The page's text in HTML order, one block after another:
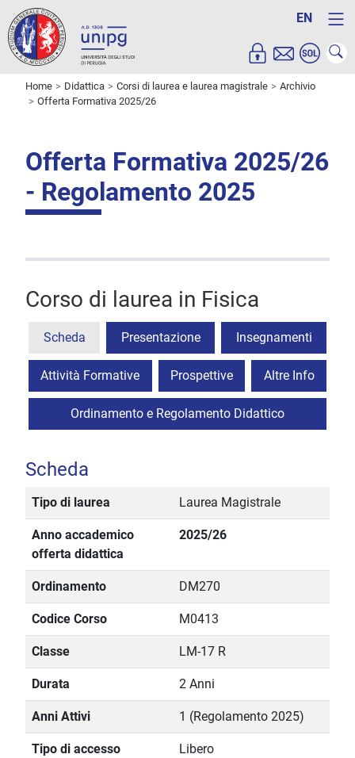
EN
Home Didattica Corsi di laurea e laurea magistrale
Archivio
Offerta Formativa 2025/26
Offerta Formativa 2025/26
- Regolamento 2025
Corso di laurea in Fisica
Scheda Presentazione Insegnamenti
Attività Formative Prospettive Altre Info
Ordinamento e Regolamento Didattico
Scheda
Tipo di laurea Laurea Magistrale
Anno accademico
offerta didattica
2025/26
Ordinamento DM270
Codice Corso M0413
Classe LM-17 R
Durata 2 Anni
Anni Attivi 1 (Regolamento 2025)
Tipo di accesso Libero